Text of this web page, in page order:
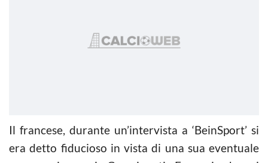
Il francese, durante un’intervista a ‘BeinSport’ si
era detto fiducioso in vista di una sua eventuale